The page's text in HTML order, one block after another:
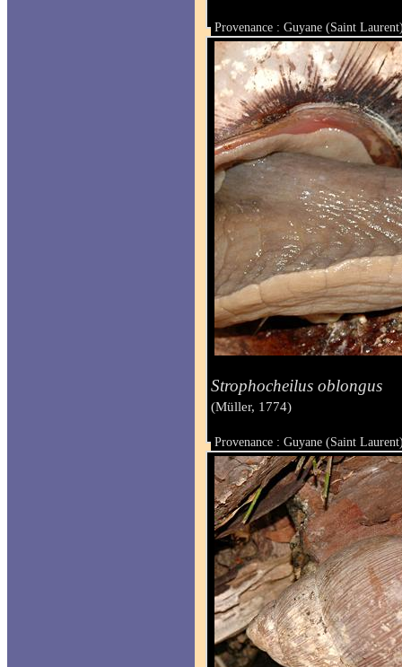
Provenance : Guyane (Saint
Taille :
Strophocheilus oblongus
(Müller, 1774)
Provenance : Guyane (Saint
Taille :